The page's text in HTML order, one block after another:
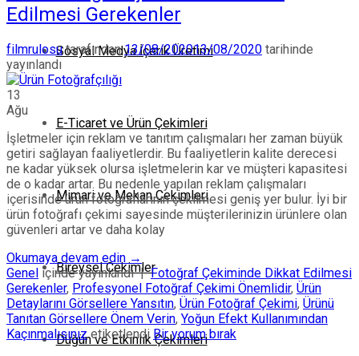
Sosyal Medya İçerik Üretimi
E-Ticaret ve Ürün Çekimleri
Mimari ve Mekan Çekimleri
Bireysel Çekimler
Düğün ve Etkinlik Çekimleri
Edilmesi Gerekenler
filmrulosutarafından 13/08/202013/08/2020 tarihinde
yayınlandı
13
Ağu
İşletmeler için reklam ve tanıtım çalışmaları her zaman büyük
getiri sağlayan faaliyetlerdir. Bu faaliyetlerin kalite derecesi
ne kadar yüksek olursa işletmelerin kar ve müşteri kapasitesi
de o kadar artar. Bu nedenle yapılan reklam çalışmaları
içerisinde ürün fotoğraflarının çekilmesi geniş yer bulur. İyi bir
ürün fotoğrafı çekimi sayesinde müşterilerinizin ürünlere olan
güvenleri artar ve daha kolay
Okumaya devam edin →
Genel içinde yayınlandı| Fotoğraf Çekiminde Dikkat Edilmesi
Gerekenler, Profesyonel Fotoğraf Çekimi Önemlidir, Ürün
Detaylarını Görsellere Yansıtın, Ürün Fotoğraf Çekimi, Ürünü
Tanıtan Görsellere Önem Verin, Yoğun Efekt Kullanımından
Kaçınmalısınızetiketlendi Bir yorum bırak